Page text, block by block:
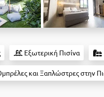
Εξωτερική Πισίνα
και Ξαπλώστρες στην